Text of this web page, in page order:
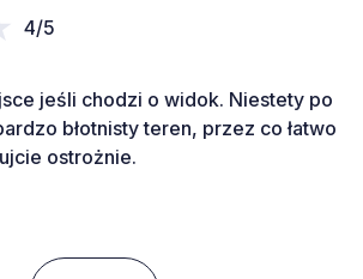
4/5
jeśli chodzi o widok. Niestety po
błotnisty teren, przez co łatwo
ostrożnie.